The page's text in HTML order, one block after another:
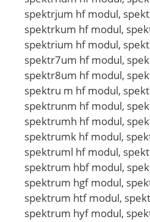
spektrjum hf modul,
spektrkum hf modul,
spektrium hf modul,
spektr7um hf modul,
spektr8um hf modul,
spektru m hf modul,
spektrunm hf modul,
spektrumh hf modul,
spektrumk hf modul,
spektruml hf modul,
spektrum hbf modul,
spektrum hgf modul,
spektrum htf modul,
spektrum hyf modul,